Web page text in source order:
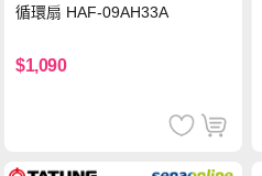
循環扇 HAF-09AH33A
$1,090